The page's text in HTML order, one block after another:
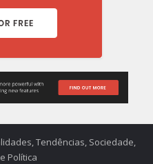
Tendências, Sociedade,
Política